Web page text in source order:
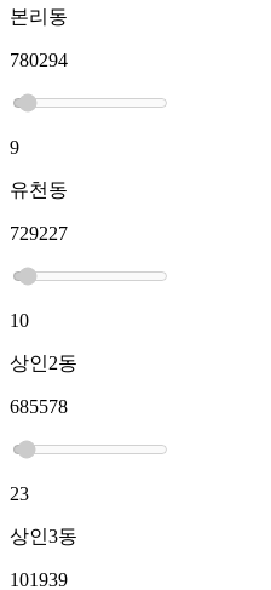
본리동
780294
9
유천동
729227
10
상인2동
685578
23
상인3동
101939